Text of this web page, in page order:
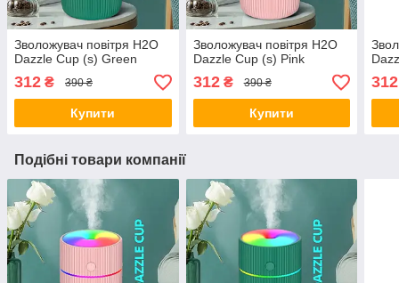
Зволожувач повітря H2O
Dazzle Cup (s) Green
312 ₴ 390 ₴
Купити
Зволожувач повітря H2O
Dazzle Cup (s) Pink
312₴ 390 ₴
Купити
312
Подібні товари компанії